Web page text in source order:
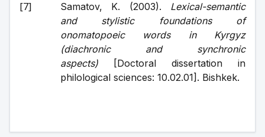
Samatov, K. (2003). Lexical-semantic
and stylistic foundations of
onomatopoeic words in Kyrgyz
(diachronic and synchronic
aspects) [Doctoral dissertation in
philological sciences: 10.02.01]. Bishkek.